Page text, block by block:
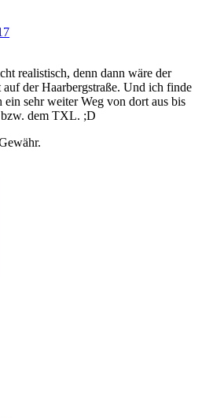
realistisch, denn dann wäre der
der Haarbergstraße. Und ich finde
ein sehr weiter Weg von dort aus bis
dem TXL. ;D